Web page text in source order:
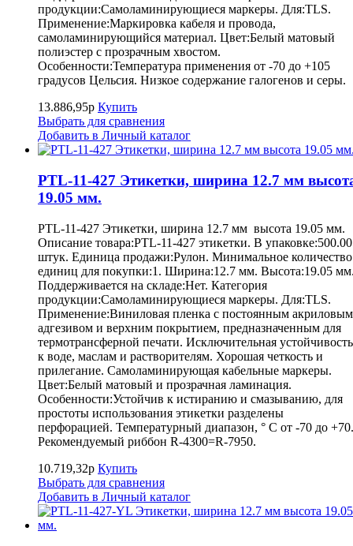
продукции:Самоламинирующиеся маркеры. Для:TLS.
Применение:Маркировка кабеля и провода,
самоламинирующийся материал. Цвет:Белый матовый
полиэстер с прозрачным хвостом.
Особенности:Температура применения от -70 до +105
градусов Цельсия. Низкое содержание галогенов и серы.
13.886,95р Купить
Выбрать для сравнения
Добавить в Личный каталог
PTL-11-427 Этикетки, ширина 12.7 мм
19.05 мм.
PTL-11-427 Этикетки, ширина 12.7 мм высота 19.05 мм.
Описание товара:PTL-11-427 этикетки. В упаковке:500.00
штук. Единица продажи:Рулон. Минимальное количество
единиц для покупки:1. Ширина:12.7 мм. Высота:19.05
Поддерживается на складе:Нет. Категория
продукции:Самоламинирующиеся маркеры. Для:TLS.
Применение:Виниловая пленка с постоянным акриловым
адгезивом и верхним покрытием, предназначенным для
термотрансферной печати. Исключительная устойчивость
к воде, маслам и растворителям. Хорошая четкость и
прилегание. Самоламинирующая кабельные маркеры.
Цвет:Белый матовый и прозрачная ламинация.
Особенности:Устойчив к истиранию и смазыванию, для
простоты использования этикетки разделены
перфорацией. Температурный диапазон, ° С от -70 до +70.
Рекомендуемый риббон R-4300=R-7950.
10.719,32р Купить
Выбрать для сравнения
Добавить в Личный каталог